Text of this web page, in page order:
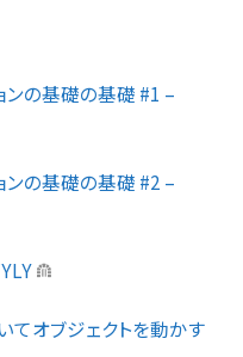
ンの基礎の基礎 #1 –
ンの基礎の基礎 #2 –
てオブジェクトを動かす